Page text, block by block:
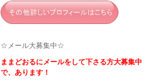
☆メール大募集中☆
ままどおるにメールをして下さる方大募集中
で、あります！